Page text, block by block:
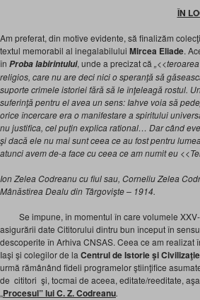
ÎN
Am preferat, din motive evidente, să finalizăm
textul memorabil al inegalabilului Mircea Eliade.
în Proba labirintului, unde a precizat că
religios, care nu are deci nici o speranţă să
suporte crimele istoriei fără să le înţeleagă rostul.
suferinţă pentru el avea un sens: Iahve voia să
orice încercare era o manifestare a spiritului
nu justifica, cel puţin explica rational… Dar când
şi dacă ele nu mai sunt ceea ce au fost pentru
atunci avem de-a face cu ceea ce am numit eu
Ion Zelea Codreanucu fiul sau, Corneliu Zelea
Mânăstirea Dealu din Târgovişte – 1914.
Se impune, în momentul în care volumele
asigurării date Cititorului dintru bun început în
descoperite în Arhiva CNSAS. Ceea ce am
Iaşi şi colegilor de la Centrul de Istorie şi
urmă rămânând fideli programelor ştiinţifice
de cititori şi, tocmai de aceea, editate/reeditate,
„Procesul” lui C. Z. Codreanu.